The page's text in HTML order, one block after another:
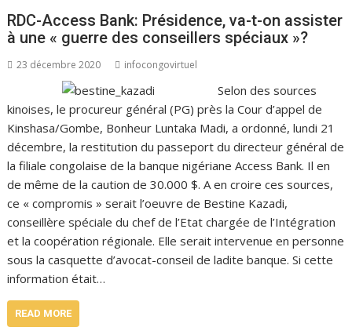
RDC-Access Bank: Présidence, va-t-on assister
à une « guerre des conseillers spéciaux »?
23 décembre 2020 infocongovirtuel
Selon des sources
kinoises, le procureur général (PG) près la Cour d’appel de
Kinshasa/Gombe, Bonheur Luntaka Madi, a ordonné, lundi 21
décembre, la restitution du passeport du directeur général de
la filiale congolaise de la banque nigériane Access Bank. Il en
de même de la caution de 30.000 $. A en croire ces sources,
ce « compromis » serait l’oeuvre de Bestine Kazadi,
conseillère spéciale du chef de l’Etat chargée de l’Intégration
et la coopération régionale. Elle serait intervenue en personne
sous la casquette d’avocat-conseil de ladite banque. Si cette
information était…
READ MORE